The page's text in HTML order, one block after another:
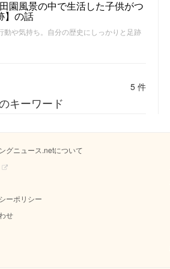
園風景の中で生活した子供がつ
】の話
動や気持ち。自分の歴史にしっかりと足跡
5 件
キーワード
グニュース.netについて
ーポリシー
せ